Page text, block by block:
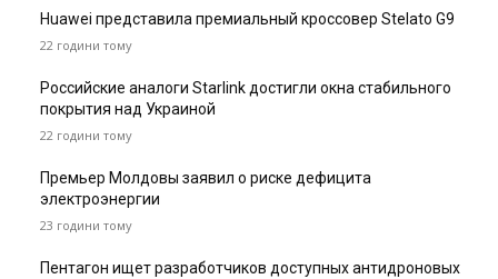
Huawei представила премиальный кроссовер Stelato G9
22 години тому
Российские аналоги Starlink достигли окна стабильного
покрытия над Украиной
22 години тому
Премьер Молдовы заявил о риске дефицита
электроэнергии
23 години тому
Пентагон ищет разработчиков доступных антидроновых